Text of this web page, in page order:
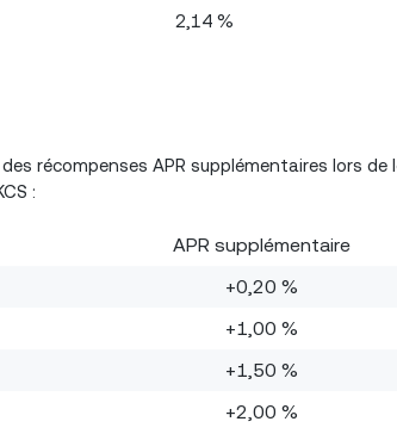
2,14 %
récompenses APR supplémentaires lors de
:
APR supplémentaire
+0,20 %
+1,00 %
+1,50 %
+2,00 %